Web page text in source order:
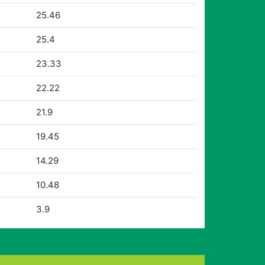
25.46
25.4
23.33
22.22
21.9
19.45
14.29
10.48
3.9